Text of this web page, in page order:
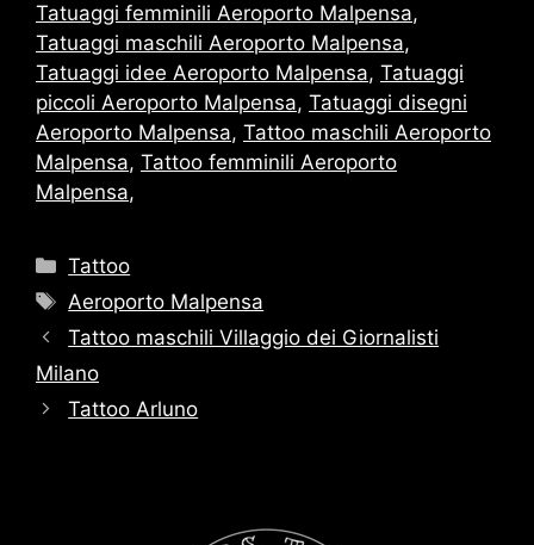
Tatuaggi femminili Aeroporto Malpensa,
Tatuaggi maschili Aeroporto Malpensa,
Tatuaggi idee Aeroporto Malpensa, Tatuaggi
piccoli Aeroporto Malpensa, Tatuaggi disegni
Aeroporto Malpensa, Tattoo maschili Aeroporto
Malpensa, Tattoo femminili Aeroporto
Malpensa,
Categorie
Tattoo
Tag
Aeroporto Malpensa
Tattoo maschili Villaggio dei Giornalisti
Milano
Tattoo Arluno